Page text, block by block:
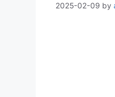
2025-02-09 by